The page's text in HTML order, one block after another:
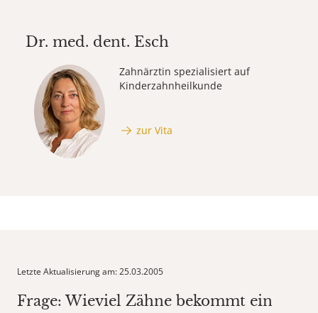
Dr. med. dent. Esch
Zahnärztin spezialisiert auf
Kinderzahnheilkunde
zur Vita
Letzte Aktualisierung am: 25.03.2005
Frage: Wieviel Zähne bekommt ein